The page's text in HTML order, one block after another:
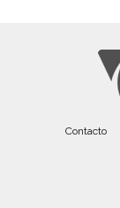
Contacto